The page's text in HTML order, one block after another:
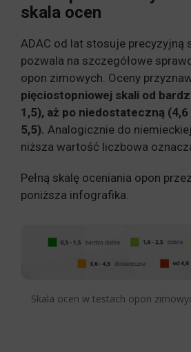
skala ocen
ADAC od lat stosuje precyzyjną
pozwala na szczegółowe
opon zimowych. Oceny
pięciostopniowej skali od
1,5), aż po niedostateczną (4,6
5,5). Analogicznie do
niższa wartość liczbowa
Pełną skalę oceniania opon
poniższa infografika.
Skala ocen w testach opon